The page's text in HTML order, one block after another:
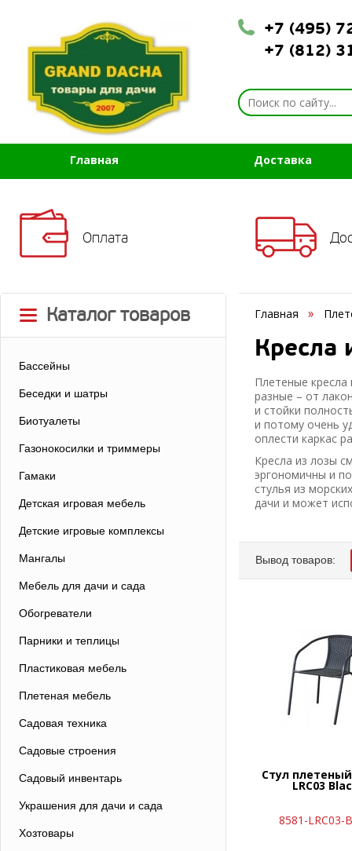
+7 (495)
+7 (812)
Главная Доставка
Оплата
Каталог товаров
Бассейны
Беседки и шатры
Биотуалеты
Газонокосилки и триммеры
Гамаки
Детская игровая мебель
Детские игровые комплексы
Мангалы
Мебель для дачи и сада
Обогреватели
Парники и теплицы
Пластиковая мебель
Плетеная мебель
Садовая техника
Садовые строения
Садовый инвентарь
Украшения для дачи и сада
Хозтовары
Главная
Кресла
Плетеные
разные – от
и стойки
и потому очень
оплести каркас
Кресла из лозы
эргономичны и
стулья из
дачи и может
Вывод товаров:
Стул
LRC03
8581-LRC03-